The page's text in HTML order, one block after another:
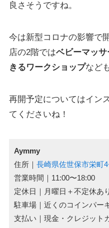
良さそうですね。
今は新型コロナの影響で
店の2階ではベビーマッサ
きるワークショップなど
再開予定についてはイン
てくださいね！
Aymmy
住所｜ 長崎県佐世保市栄町
営業時間｜11:00〜18:00
定休日｜月曜日＋不定休あ
駐車場｜近くのコインパー
支払い｜現金・クレジット